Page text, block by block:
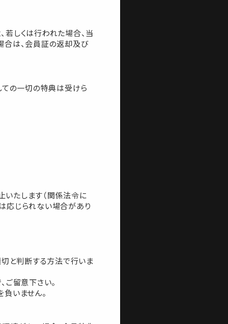
しくは行われた場合、当
合は、会員証の返却及び
ての一切の特典は受けら
たします（関係法令に
応じられない場合があり
と判断する方法で行いま
ご留意下さい。
いません。